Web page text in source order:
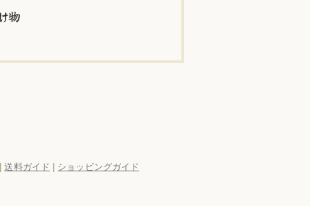
物
送料ガイド ショッピングガイド